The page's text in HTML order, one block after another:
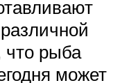
рыба
может